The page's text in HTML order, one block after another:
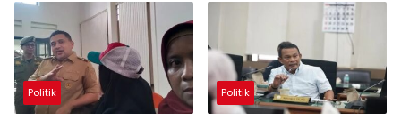
Politik Politik